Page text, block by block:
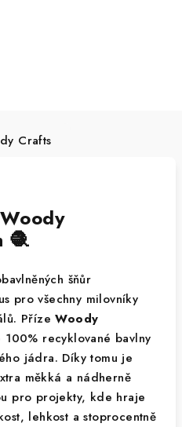
Crafts
🧶
šňůr
pro všechny milovníky
PřízeWoody
recyklované bavlny
jádra. Díky tomu je
měkká a nádherně
pro projekty, kde hraje
lehkost a stoprocentně